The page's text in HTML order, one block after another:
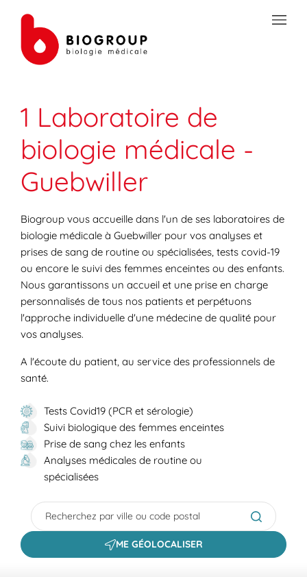
PRÉPAREZ VOS ANALYSES
LES SPÉCIALITÉS DE LA BIOLOGIE
VOTRE ESPACE PATIENT
1 Laboratoire de
biologie médicale -
Guebwiller
Biogroup vous accueille dans l'un de ses laboratoires de
biologie médicale à Guebwiller pour vos analyses et
prises de sang de routine ou spécialisées, tests covid-19
ou encore le suivi des femmes enceintes ou des enfants.
Nous garantissons un accueil et une prise en charge
personnalisés de tous nos patients et perpétuons
l'approche individuelle d'une médecine de qualité pour
vos analyses.
A l'écoute du patient, au service des professionnels de
santé.
Tests Covid19 (PCR et sérologie)
Suivi biologique des femmes enceintes
Prise de sang chez les enfants
Analyses médicales de routine ou
spécialisées
City, State/Province, Zip or City & Country
Submit a
ME GÉOLOCALISER